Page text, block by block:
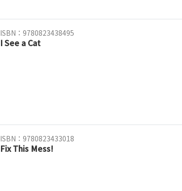
ISBN：9780823438495
I See a Cat
ISBN：9780823433018
Fix This Mess!